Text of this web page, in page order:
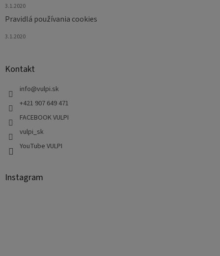
3.1.2020
Pravidlá používania cookies
3.1.2020
Kontakt
info@vulpi.sk
+421 907 649 471
FACEBOOK VULPI
vulpi_sk
YouTube VULPI
Instagram